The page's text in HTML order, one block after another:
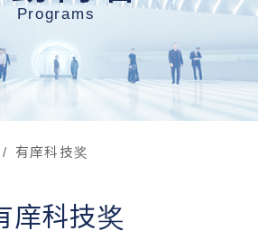
Programs
有庠科技奖
庠科技奖